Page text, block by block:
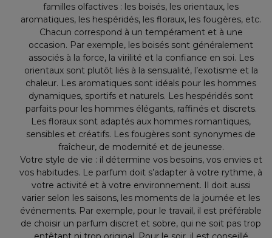
familles olfactives : les boisés, les orientaux, les
aromatiques, les hespéridés, les floraux, les fougères, etc.
Chacun correspond à un tempérament et à une
occasion. Par exemple, les boisés sont généralement
associés à la force, la virilité et la confiance en soi. Les
orientaux sont plutôt liés à la sensualité, l’exotisme et la
chaleur. Les aromatiques sont idéals pour les hommes
dynamiques, sportifs et naturels. Les hespéridés sont
parfaits pour les hommes élégants, raffinés et discrets.
Les floraux sont adaptés aux hommes romantiques,
sensibles et créatifs. Les fougères sont synonymes de
fraîcheur, de modernité et de jeunesse.
Votre style de vie : il détermine vos besoins, vos envies et
vos habitudes. Le parfum doit s’adapter à votre rythme, à
votre activité et à votre environnement. Il doit aussi
varier selon les saisons, les moments de la journée et les
événements. Par exemple, pour le travail, il est préférable
de choisir un parfum discret et sobre, qui ne soit pas trop